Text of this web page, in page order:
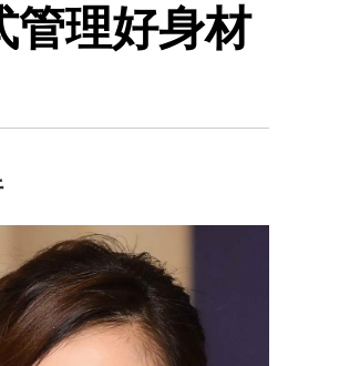
管理好身材